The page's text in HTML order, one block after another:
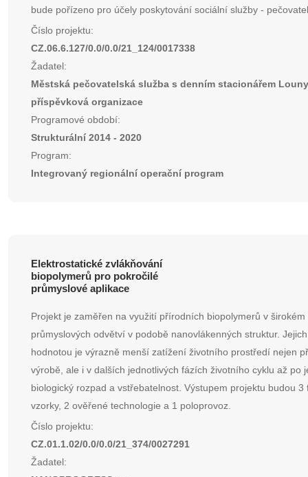
bude pořízeno pro účely poskytování sociální služby -
Číslo projektu:
CZ.06.6.127/0.0/0.0/21_124/0017338
Žadatel:
Městská pečovatelská služba s denním stacionářem
příspěvková organizace
Programové období:
Strukturální 2014 - 2020
Program:
Integrovaný regionální operační program
Elektrostatické zvlákňování
biopolymerů pro pokročilé
průmyslové aplikace
Projekt je zaměřen na využití přírodních biopolymerů v širokém
průmyslových odvětví v podobě nanovlákenných struktur.
hodnotou je výrazně menší zatížení životního prostředí nejen
výrobě, ale i v dalších jednotlivých fázích životního cyklu až po
biologický rozpad a vstřebatelnost. Výstupem projektu budou 3
vzorky, 2 ověřené technologie a 1 poloprovoz.
Číslo projektu:
CZ.01.1.02/0.0/0.0/21_374/0027291
Žadatel: